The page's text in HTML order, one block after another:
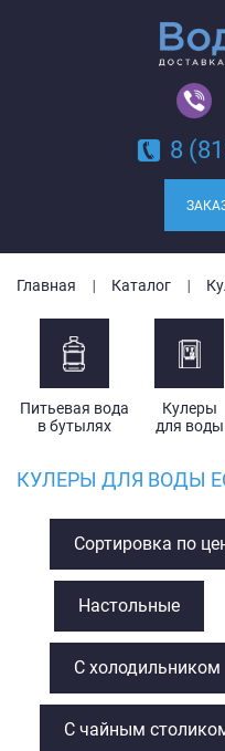
8
Главная Каталог
КУЛЕРЫ ДЛЯ ВОДЫ
Питьевая вода
в бутылях
Кулеры
для воды
Сортировка по
Настольные
С холодильником
С чайным